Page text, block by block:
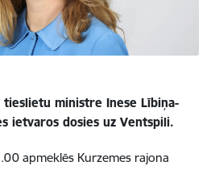
ministre Inese Lībiņa-
ietvaros dosies uz Ventspili.
apmeklēs Kurzemes rajona